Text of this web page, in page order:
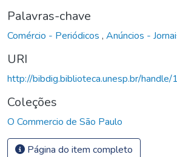
Palavras-chave
Comércio - Periódicos , Anúncios -
URI
http://bibdig.biblioteca.unesp.br/
Coleções
O Commercio de São Paulo
Página do item completo